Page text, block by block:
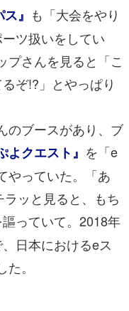
』 も「大会をやり
ツ扱いをしてい
プさんを見ると「こ
ぞ!?」とやっぱり
のブースがあり、ブ
よクエスト』 を「e
やっていた。「あ
ッと見ると、もち
っていて。2018年
日本におけるeス
。